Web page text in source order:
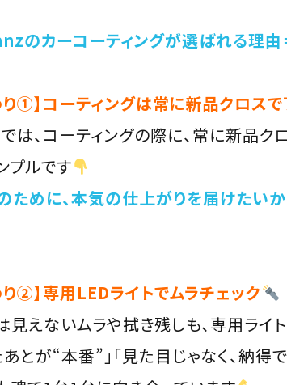
のカーコーティングが選ばれる理由
り①】コーティングは常に新品クロス
は、コーティングの際に、常に新品ク
プルです
ために、本気の仕上がりを届けたいか
り②】専用LEDライトでムラチェック
えないムラや拭き残しも、専用ライト
とが“本番”」「見た目じゃなく、納得